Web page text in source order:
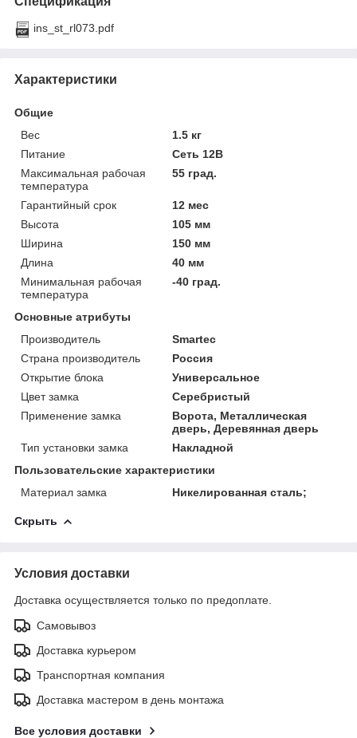
ins_st_rl073.pdf
Характеристики
Общие
Вес
1.5 кг
Питание
Сеть 12В
Максимальная рабочая
температура
55 град.
Гарантийный срок
12 мес
Высота
105 мм
Ширина
150 мм
Длина
40 мм
Минимальная рабочая
температура
-40 град.
Основные атрибуты
Производитель
Smartec
Страна производитель
Россия
Открытие блока
Универсальное
Цвет замка
Серебристый
Применение замка
Ворота, Металлическая
дверь, Деревянная дверь
Тип установки замка
Накладной
Пользовательские характеристики
Материал замка
Никелированная сталь;
Скрыть
Условия доставки
Доставка осуществляется только по предоплате.
Самовывоз
Доставка курьером
Транспортная компания
Доставка мастером в день монтажа
Все условия доставки